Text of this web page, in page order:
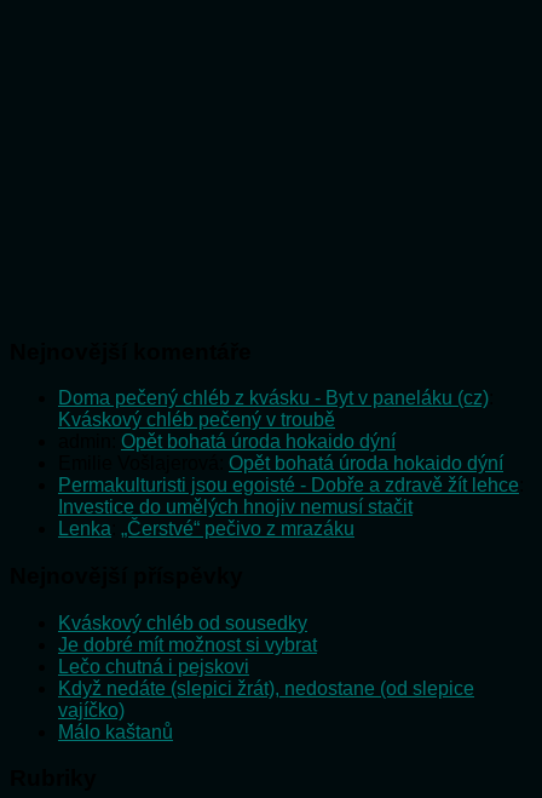
Doma pečený chléb z kvásku - Byt v paneláku (cz)
Kváskový chléb pečený v troubě
Opět bohatá úroda hokaido dýní
Opět bohatá úroda hokaido dýní
Permakulturisti jsou egoisté - Dobře a zdravě žít lehce
Investice do umělých hnojiv nemusí stačit
Lenka „Čerstvé“ pečivo z mrazáku
Kváskový chléb od sousedky
Je dobré mít možnost si vybrat
Lečo chutná i pejskovi
Když nedáte (slepici žrát), nedostane (od slepice
vajíčko)
Málo kaštanů